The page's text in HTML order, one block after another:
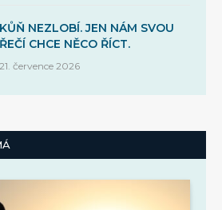
KŮŇ NEZLOBÍ. JEN NÁM SVOU
ŘEČÍ CHCE NĚCO ŘÍCT.
21. července 2026